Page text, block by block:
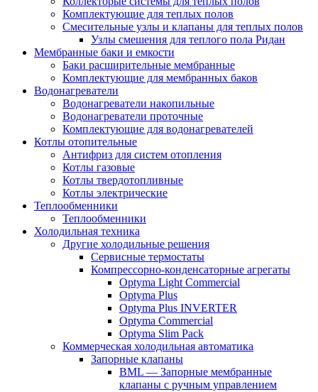
Комплектующие для теплых полов
Смесительные узлы и клапаны для теплых полов
Узлы смешения для теплого пола Ридан
Мембранные баки и емкости
Баки расширительные мембранные
Комплектующие для мембранных баков
Водонагреватели
Водонагреватели накопильные
Водонагреватели проточные
Комплектующие для водонагревателей
Котлы отопительные
Антифриз для систем отопления
Котлы газовые
Котлы твердотопливные
Котлы электрические
Теплообменники
Теплообменники
Холодильная техника
Другие холодильные решения
Сервисные термостаты
Компрессорно-конденсаторные агрегаты
Optyma Light Commercial
Optyma Plus
Optyma Plus INVERTER
Optyma Commercial
Optyma Slim Pack
Коммерческая холодильная автоматика
Запорные клапаны
BML — Запорные мембранные
клапаны с ручным управлением